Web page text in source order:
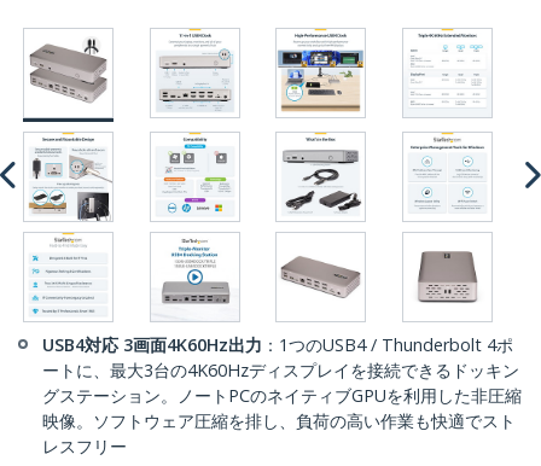
USB4対応 3画面4K60Hz出力 ：1つのUSB4 / Thunderbolt 4ポ
ートに、最大3台の4K60Hzディスプレイを接続できるドッキン
グステーション。ノートPCのネイティブGPUを利用した非圧縮
映像。ソフトウェア圧縮を排し、負荷の高い作業も快適でスト
レスフリー